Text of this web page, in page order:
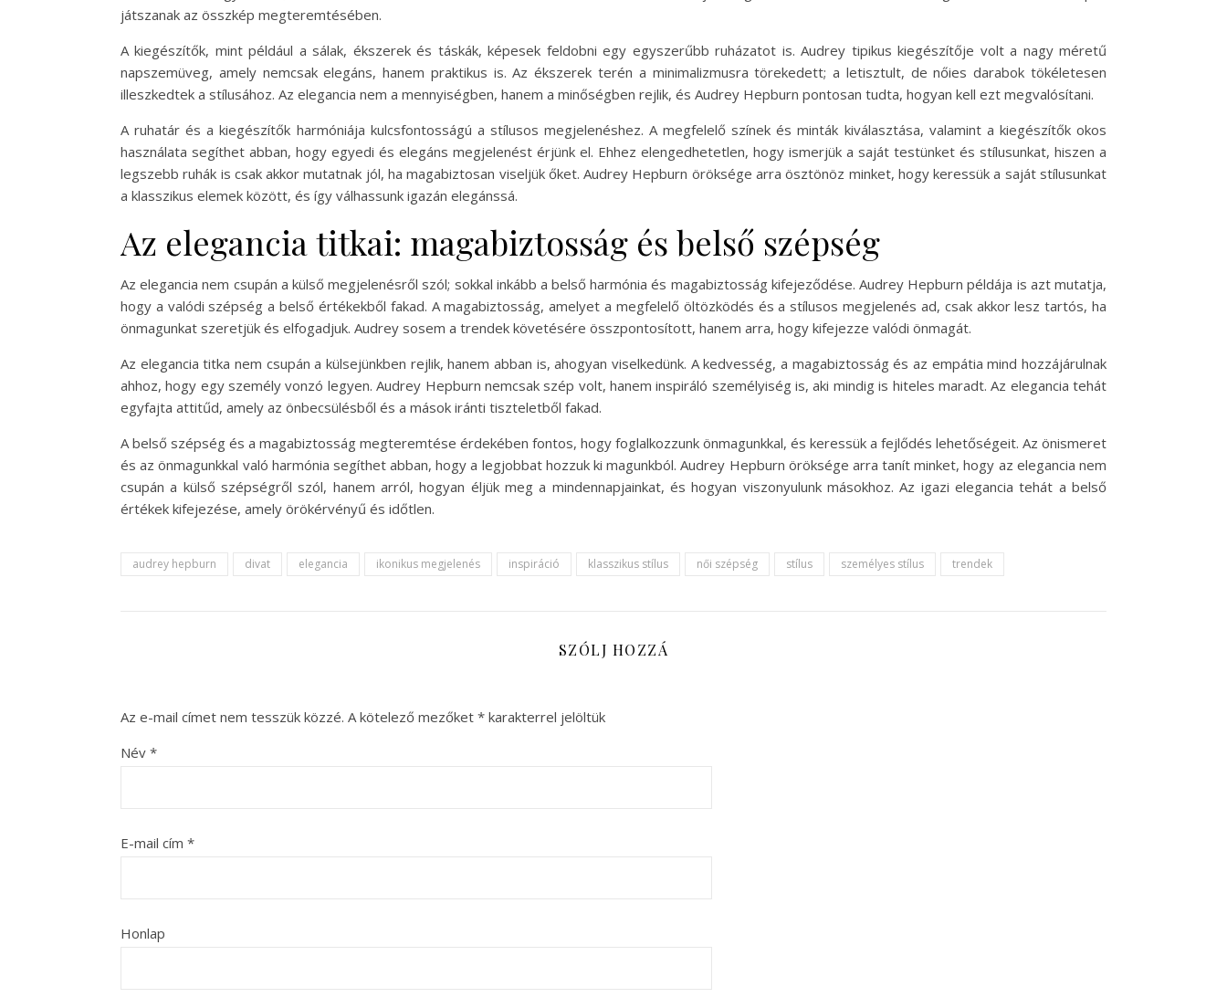
játszanak az összkép megteremtésében.
A kiegészítők, mint például a sálak, ékszerek és táskák, képesek feldobni egy egyszerűbb ruházatot is. Audrey tipikus kiegészítője volt a nagy méretű
napszemüveg, amely nemcsak elegáns, hanem praktikus is. Az ékszerek terén a minimalizmusra törekedett; a letisztult, de nőies darabok tökéletesen
illeszkedtek a stílusához. Az elegancia nem a mennyiségben, hanem a minőségben rejlik, és Audrey Hepburn pontosan tudta, hogyan kell ezt megvalósítani.
A ruhatár és a kiegészítők harmóniája kulcsfontosságú a stílusos megjelenéshez. A megfelelő színek és minták kiválasztása, valamint a kiegészítők okos
használata segíthet abban, hogy egyedi és elegáns megjelenést érjünk el. Ehhez elengedhetetlen, hogy ismerjük a saját testünket és stílusunkat, hiszen a
legszebb ruhák is csak akkor mutatnak jól, ha magabiztosan viseljük őket. Audrey Hepburn öröksége arra ösztönöz minket, hogy keressük a saját stílusunkat
a klasszikus elemek között, és így válhassunk igazán elegánssá.
Az elegancia titkai: magabiztosság és belső szépség
Az elegancia nem csupán a külső megjelenésről szól; sokkal inkább a belső harmónia és magabiztosság kifejeződése. Audrey Hepburn példája is azt mutatja,
hogy a valódi szépség a belső értékekből fakad. A magabiztosság, amelyet a megfelelő öltözködés és a stílusos megjelenés ad, csak akkor lesz tartós, ha
önmagunkat szeretjük és elfogadjuk. Audrey sosem a trendek követésére összpontosított, hanem arra, hogy kifejezze valódi önmagát.
Az elegancia titka nem csupán a külsejünkben rejlik, hanem abban is, ahogyan viselkedünk. A kedvesség, a magabiztosság és az empátia mind hozzájárulnak
ahhoz, hogy egy személy vonzó legyen. Audrey Hepburn nemcsak szép volt, hanem inspiráló személyiség is, aki mindig is hiteles maradt. Az elegancia tehát
egyfajta attitűd, amely az önbecsülésből és a mások iránti tiszteletből fakad.
A belső szépség és a magabiztosság megteremtése érdekében fontos, hogy foglalkozzunk önmagunkkal, és keressük a fejlődés lehetőségeit. Az önismeret
és az önmagunkkal való harmónia segíthet abban, hogy a legjobbat hozzuk ki magunkból. Audrey Hepburn öröksége arra tanít minket, hogy az elegancia nem
csupán a külső szépségről szól, hanem arról, hogyan éljük meg a mindennapjainkat, és hogyan viszonyulunk másokhoz. Az igazi elegancia tehát a belső
értékek kifejezése, amely örökérvényű és időtlen.
audrey hepburn divat elegancia ikonikus megjelenés inspiráció klasszikus stílus női szépség stílus személyes stílus trendek
SZÓLJ HOZZÁ
Az e-mail címet nem tesszük közzé. A kötelező mezőket * karakterrel jelöltük
Név *
E-mail cím *
Honlap